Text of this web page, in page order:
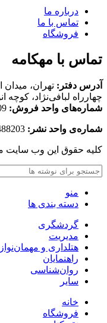
درباره ما
تماس با ما
فروشگاه
تماس با مهکامه
آدرس دفتر: تهران، میدان
چهارراه لبافی‌نژاد، کوچه انوری،
شماره‌های واحد فروش:
شماره‌‌ی واحد نشر:
کلیه حقوق این وب سایت
منو
دسته بندی ها
گردشگری
مدیریت
هتلداری و
راهنمایان
روان‌شناسی
سایر
خانه
فروشگاه